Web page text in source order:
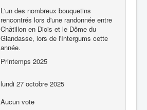
L'un des nombreux bouquetins
rencontrés lors d'une randonnée entre
Châtillon en Diois et le Dôme du
Glandasse, lors de l'Intergums cette
année.
Printemps 2025
lundi 27 octobre 2025
Aucun vote